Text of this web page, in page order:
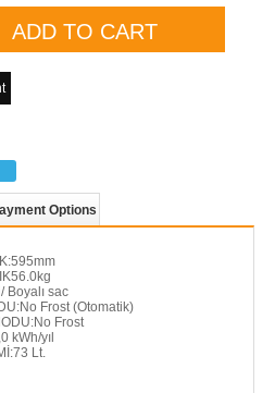
Options
Boyalı sac
Frost (Otomatik)
Frost
kWh/yıl
Lt.